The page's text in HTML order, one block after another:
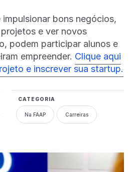
bons negócios,
e ver novos
podem participar alunos e
empreender. Clique aqui
e inscrever sua startup.
CATEGORIA
Na FAAP Carreiras